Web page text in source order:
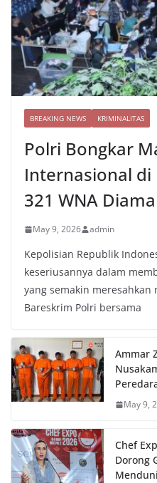
BREAKING NEWS KRIMINALITAS
Polri Bongkar
Internasional di
321 WNA
May 9, 2026 admin
Kepolisian Republik
keseriusannya dalam
yang semakin meresahkan
Bareskrim Polri bersama
Ammar
May 9,
Chef
Dorong